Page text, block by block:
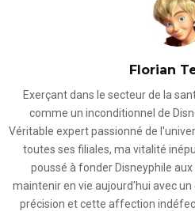
Florian
Exerçant dans le secteur de la
comme un inconditionnel de
Véritable expert passionné de
toutes ses filiales, ma vitalité
poussé à fonder Disneyphile
maintenir en vie aujourd'hui avec
précision et cette affection